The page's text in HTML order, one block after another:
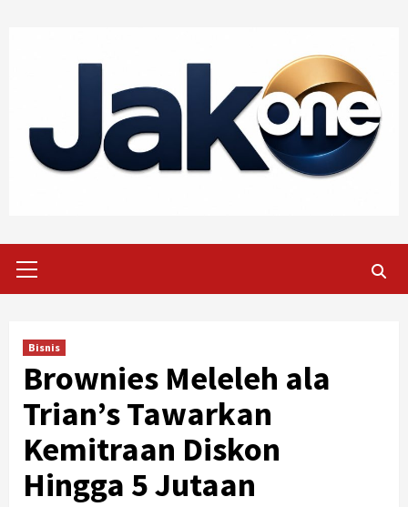
Menu
Bisnis
Brownies Meleleh ala
Trian’s Tawarkan
Kemitraan Diskon
Hingga 5 Jutaan